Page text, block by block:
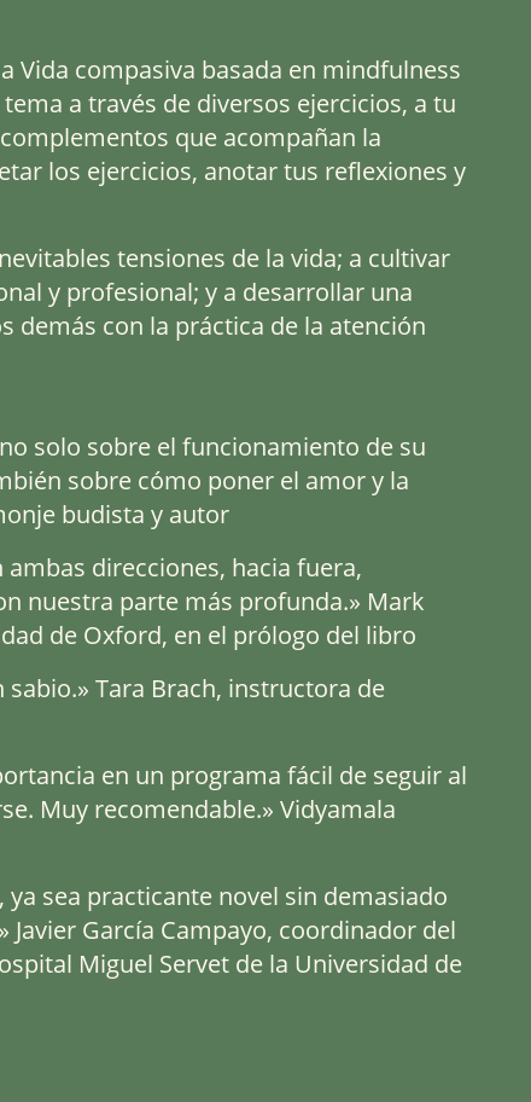
Vida compasiva basada en mindfulness
a través de diversos ejercicios, a tu
que acompañan la
los ejercicios, anotar tus reflexiones y
tensiones de la vida; a cultivar
y profesional; y a desarrollar una
demás con la práctica de la atención
solo sobre el funcionamiento de su
sobre cómo poner el amor y la
budista y autor
direcciones, hacia fuera,
nuestra parte más profunda.» Mark
de Oxford, en el prólogo del libro
Tara Brach, instructora de
en un programa fácil de seguir al
Muy recomendable.» Vidyamala
sea practicante novel sin demasiado
García Campayo, coordinador del
Miguel Servet de la Universidad de